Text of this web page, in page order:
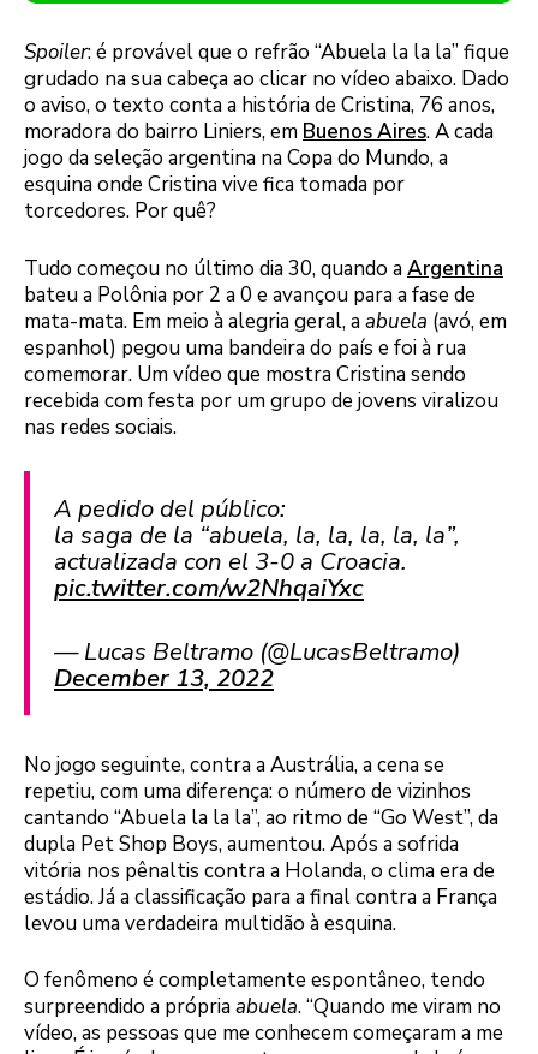
Spoiler: é provável que o refrão “Abuela la la la” fique
grudado na sua cabeça ao clicar no vídeo abaixo. Dado
o aviso, o texto conta a história de Cristina, 76 anos,
moradora do bairro Liniers, em Buenos Aires. A cada
jogo da seleção argentina na Copa do Mundo, a
esquina onde Cristina vive fica tomada por
torcedores. Por quê?
Tudo começou no último dia 30, quando aArgentina
bateu a Polônia por 2 a 0 e avançou para a fase de
mata-mata. Em meio à alegria geral, aabuela (avó, em
espanhol) pegou uma bandeira do país e foi à rua
comemorar. Um vídeo que mostra Cristina sendo
recebida com festa por um grupo de jovens viralizou
nas redes sociais.
A pedido del público:
la saga de la “abuela, la, la, la, la, la”,
actualizada con el 3-0 a Croacia.
pic.twitter.com/w2NhqaiYxc
— Lucas Beltramo (@LucasBeltramo)
December 13, 2022
No jogo seguinte, contra a Austrália, a cena se
repetiu, com uma diferença: o número de vizinhos
cantando “Abuela la la la”, ao ritmo de “Go West”, da
dupla Pet Shop Boys, aumentou. Após a sofrida
vitória nos pênaltis contra a Holanda, o clima era de
estádio. Já a classificação para a final contra a França
levou uma verdadeira multidão à esquina.
O fenômeno é completamente espontâneo, tendo
surpreendido a própriaabuela. “Quando me viram no
vídeo, as pessoas que me conhecem começaram a me